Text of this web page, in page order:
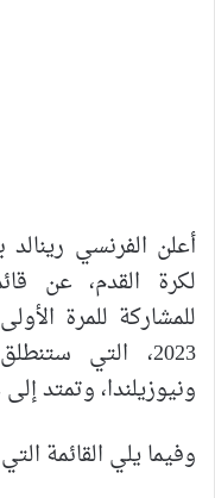
أعلن الفرنسي
لكرة القدم، عن
للمشاركة للمرة
ونيوزيلندا، وتمتد إلى غاية
وفيما يلي القائمة